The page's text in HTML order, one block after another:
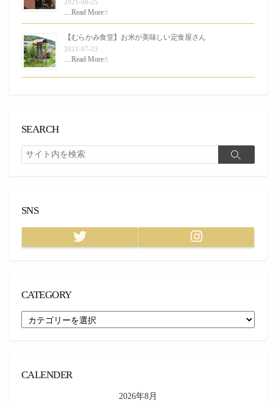
2021-08-25
…Read More☝︎
【むらかみ食堂】お米が美味しい定食屋さん
2021-07-23
…Read More☝︎
SEARCH
検
索
検
SNS
Twitter Instagram
CATEGORY
CATEGORY
CALENDER
2026年8月